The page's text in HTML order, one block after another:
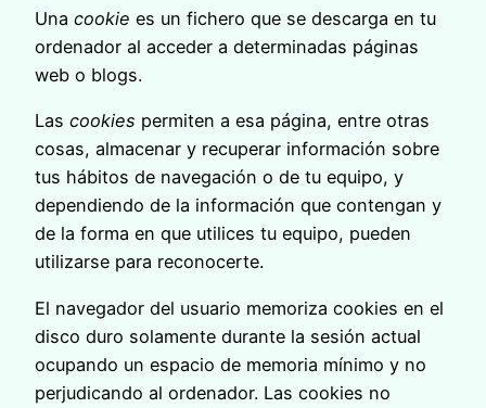
Una cookie es un fichero que se descarga en tu
ordenador al acceder a determinadas páginas
web o blogs.
Las cookies permiten a esa página, entre otras
cosas, almacenar y recuperar información sobre
tus hábitos de navegación o de tu equipo, y
dependiendo de la información que contengan y
de la forma en que utilices tu equipo, pueden
utilizarse para reconocerte.
El navegador del usuario memoriza cookies en el
disco duro solamente durante la sesión actual
ocupando un espacio de memoria mínimo y no
perjudicando al ordenador. Las cookies no